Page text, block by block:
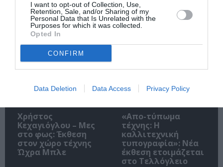
I want to opt-out of Collection, Use,
Retention, Sale, and/or Sharing of my
Personal Data that Is Unrelated with the
Purposes for which it was collected.
Opted In
CONFIRM
Data Deletion Data Access Privacy Policy
Μαγκανιώτης –
State of Change:
Έκθεση στην
γκαλερί Ακρόπρωρο
του Λεονάρντο Ντα
Βίντσι έχει
τοποθετηθεί
Χρήστος
Κεχαγιόγλου – Μες
στο φως: Έκθεση
στον χώρο τέχνης
Ώχρα Μπλε
«Απο-τύπωμα
τέχνης: H
καλλιτεχνική
τυπογραφία»: Νέα
έκθεση ετοιμάζεται
στο Τελλόγλειο